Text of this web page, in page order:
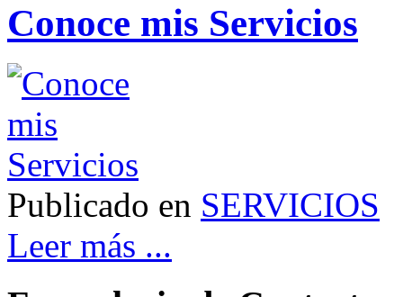
Conoce mis Servicios
Publicado en SERVICIOS
Leer más ...